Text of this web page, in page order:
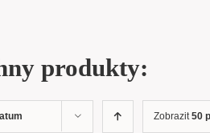
produkty:
Zobrazit 50